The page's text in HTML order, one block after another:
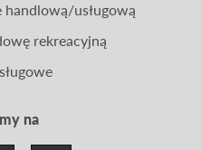
na
handlową/usługową
rekreacyjną